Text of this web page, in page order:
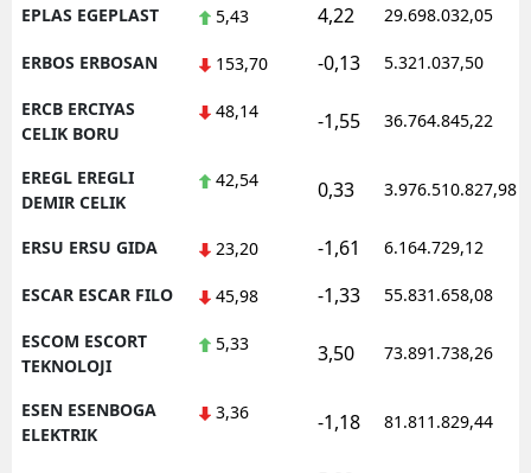
EPLAS EGEPLAST 5,43 4,22 29.698.032,05
ERBOS ERBOSAN 153,70 -0,13 5.321.037,50
ERCB ERCIYAS
CELIK BORU
48,14 -1,55 36.764.845,22
EREGL EREGLI
DEMIR CELIK
42,54 0,33 3.976.510.827,98
ERSU ERSU GIDA 23,20 -1,61 6.164.729,12
ESCAR ESCAR FILO 45,98 -1,33 55.831.658,08
ESCOM ESCORT
TEKNOLOJI
5,33 3,50 73.891.738,26
ESEN ESENBOGA
ELEKTRIK
3,36 -1,18 81.811.829,44